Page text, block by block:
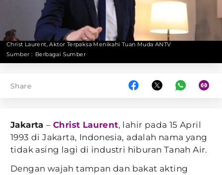
Christ Laurent, Aktor Terpaksa Menikahi Tuan Muda ANTV
Sumber : Berbagai Sumber
Share
Jakarta–Christ Laurent, lahir pada 15 April
1993 di Jakarta, Indonesia, adalah nama yang
tidak asing lagi di industri hiburan Tanah Air.
Dengan wajah tampan dan bakat akting